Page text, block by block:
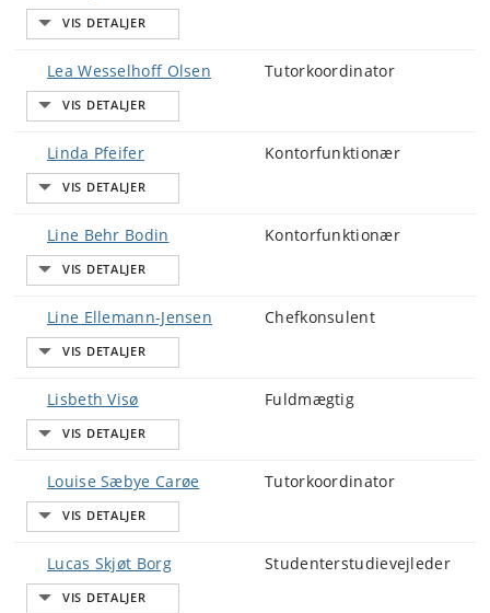
Lea Wesselhoff Olsen Tutorkoordinator
Linda Pfeifer Kontorfunktionær
Line Behr Bodin Kontorfunktionær
Line Ellemann-Jensen Chefkonsulent
Lisbeth Visø Fuldmægtig
Louise Sæbye Carøe Tutorkoordinator
Lucas Skjøt Borg Studenterstudievejleder